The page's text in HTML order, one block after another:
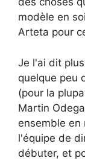
modèle en
Arteta pour
Je l'ai dit
quelque peu
(pour la
Martin
ensemble en
l'équipe de
débuter, et